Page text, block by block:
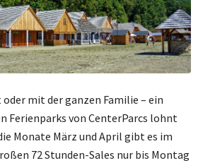
mit der ganzen Familie – ein
Ferienparks von CenterParcs lohnt
Monate März und April gibt es im
72 Stunden-Sales nur bis Montag